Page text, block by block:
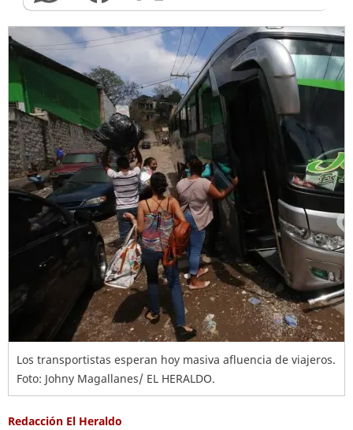
Los transportistas esperan hoy masiva afluencia de viajeros.
Foto: Johny Magallanes/ EL HERALDO.
Redacción El Heraldo